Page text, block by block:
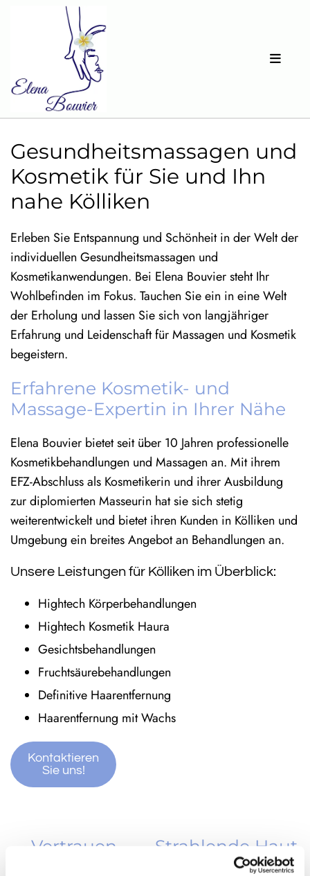
Gesundheitsmassagen und
Kosmetik für Sie und Ihn
nahe Kölliken
Erleben Sie Entspannung und Schönheit in der Welt der
individuellen Gesundheitsmassagen und
Kosmetikanwendungen. Bei Elena Bouvier steht Ihr
Wohlbefinden im Fokus. Tauchen Sie ein in eine Welt
der Erholung und lassen Sie sich von langjähriger
Erfahrung und Leidenschaft für Massagen und Kosmetik
begeistern.
Erfahrene Kosmetik- und
Massage-Expertin in Ihrer Nähe
Elena Bouvier bietet seit über 10 Jahren professionelle
Kosmetikbehandlungen und Massagen an. Mit ihrem
EFZ-Abschluss als Kosmetikerin und ihrer Ausbildung
zur diplomierten Masseurin hat sie sich stetig
weiterentwickelt und bietet ihren Kunden in Kölliken und
Umgebung ein breites Angebot an Behandlungen an.
Unsere Leistungen für Kölliken im Überblick:
Hightech Körperbehandlungen
Hightech Kosmetik Haura
Gesichtsbehandlungen
Fruchtsäurebehandlungen
Definitive Haarentfernung
Haarentfernung mit Wachs
Kontaktieren
Sie uns!
Vertrauen
Strahlende Haut